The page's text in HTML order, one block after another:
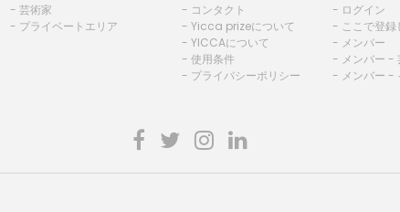
- 芸術家
- プライベートエリア
- コンタクト
- Yicca prizeについて
- YICCAについて
- 使用条件
- プライバシーポリシー
- ログイン
- ここで登録
- メンバー
- メンバー -
- メンバー -